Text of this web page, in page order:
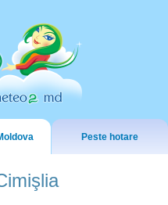
Peste hotare